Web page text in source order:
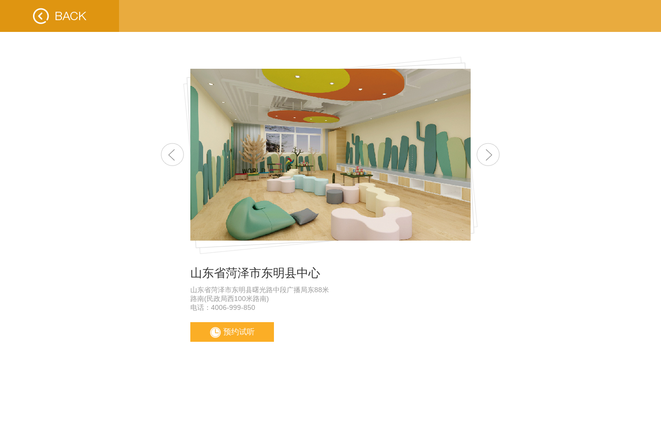
山东省菏泽市东明县中心
山东省菏泽市东明县曙光路中段广播局东88米
路南(民政局西100米路南)
电话：4006-999-850
预约试听